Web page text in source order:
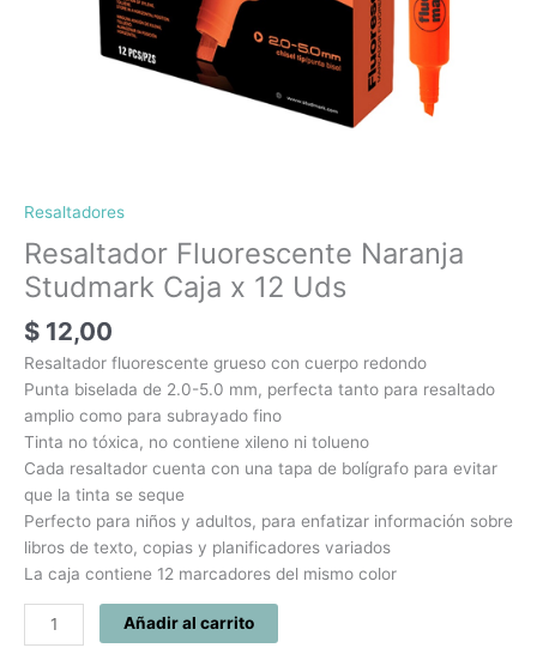
Resaltadores
Resaltador Fluorescente Naranja
Studmark Caja x 12 Uds
$ 12,00
Resaltador fluorescente grueso con cuerpo redondo
Punta biselada de 2.0-5.0 mm, perfecta tanto para resaltado
amplio como para subrayado fino
Tinta no tóxica, no contiene xileno ni tolueno
Cada resaltador cuenta con una tapa de bolígrafo para evitar
que la tinta se seque
Perfecto para niños y adultos, para enfatizar información sobre
libros de texto, copias y planificadores variados
La caja contiene 12 marcadores del mismo color
Añadir al carrito